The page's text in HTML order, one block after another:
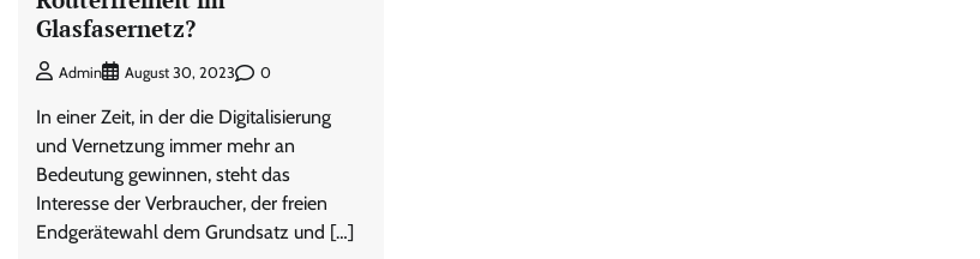
Glasfasernetz?
Admin August 30, 2023 0
In einer Zeit, in der die Digitalisierung
und Vernetzung immer mehr an
Bedeutung gewinnen, steht das
Interesse der Verbraucher, der freien
Endgerätewahl dem Grundsatz und […]